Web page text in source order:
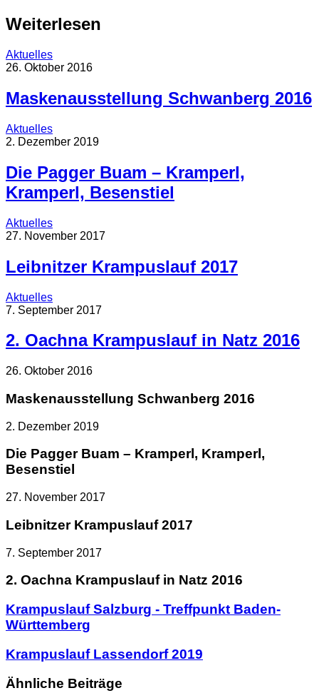
Weiterlesen
Aktuelles
26. Oktober 2016
Maskenausstellung Schwanberg 2016
Aktuelles
2. Dezember 2019
Die Pagger Buam – Kramperl,
Kramperl, Besenstiel
Aktuelles
27. November 2017
Leibnitzer Krampuslauf 2017
Aktuelles
7. September 2017
2. Oachna Krampuslauf in Natz 2016
26. Oktober 2016
Maskenausstellung Schwanberg 2016
2. Dezember 2019
Die Pagger Buam – Kramperl, Kramperl,
Besenstiel
27. November 2017
Leibnitzer Krampuslauf 2017
7. September 2017
2. Oachna Krampuslauf in Natz 2016
Krampuslauf
Salzburg
-
Baden-
Krampuslauf Salzburg - Treffpunkt Baden-
Württemberg
Krampuslauf
Lassendorf
2019
Krampuslauf Lassendorf 2019
Ähnliche Beiträge